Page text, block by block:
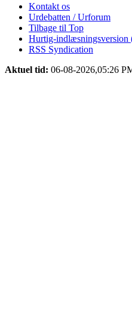
Kontakt os
Urdebatten / Urforum
Tilbage til Top
Hurtig-
RSS Syndication
Aktuel tid: 06-08-2026,05:26